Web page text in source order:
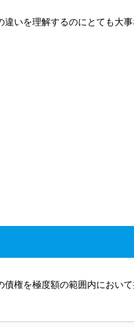
いを理解するのにとても大事
権を極度額の範囲内におい